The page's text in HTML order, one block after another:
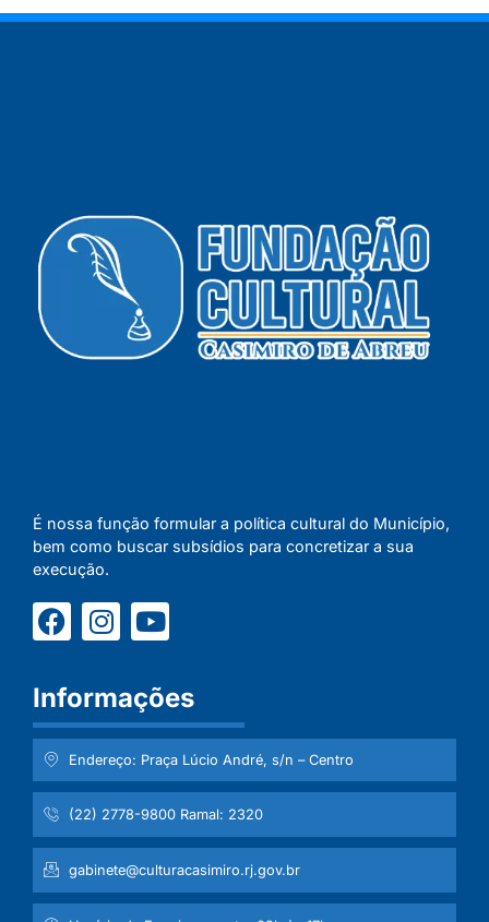
É nossa função formular a política cultural do Município,
bem como buscar subsídios para concretizar a sua
execução.
Informações
Endereço: Praça Lúcio André, s/n – Centro
(22) 2778-9800 Ramal: 2320
gabinete@culturacasimiro.rj.gov.br